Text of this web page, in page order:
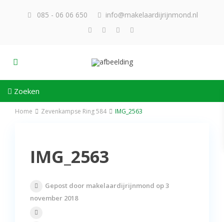
085 - 06 06 650 info@makelaardijrijnmond.nl
Zoeken
Home Zevenkampse Ring 584 IMG_2563
IMG_2563
Gepost door makelaardijrijnmond op 3
november 2018